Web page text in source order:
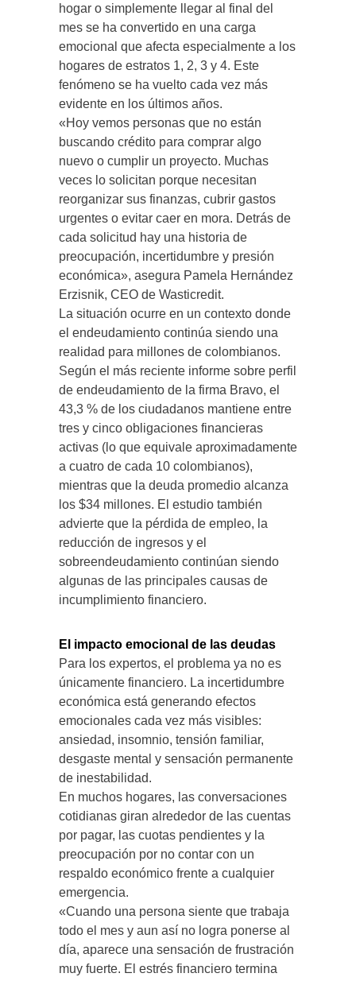
hogar o simplemente llegar al final del
mes se ha convertido en una carga
emocional que afecta especialmente a los
hogares de estratos 1, 2, 3 y 4. Este
fenómeno se ha vuelto cada vez más
evidente en los últimos años.
«Hoy vemos personas que no están
buscando crédito para comprar algo
nuevo o cumplir un proyecto. Muchas
veces lo solicitan porque necesitan
reorganizar sus finanzas, cubrir gastos
urgentes o evitar caer en mora. Detrás de
cada solicitud hay una historia de
preocupación, incertidumbre y presión
económica», asegura Pamela Hernández
Erzisnik, CEO de Wasticredit.
La situación ocurre en un contexto donde
el endeudamiento continúa siendo una
realidad para millones de colombianos.
Según el más reciente informe sobre perfil
de endeudamiento de la firma Bravo, el
43,3 % de los ciudadanos mantiene entre
tres y cinco obligaciones financieras
activas (lo que equivale aproximadamente
a cuatro de cada 10 colombianos),
mientras que la deuda promedio alcanza
los $34 millones. El estudio también
advierte que la pérdida de empleo, la
reducción de ingresos y el
sobreendeudamiento continúan siendo
algunas de las principales causas de
incumplimiento financiero.
El impacto emocional de las deudas
Para los expertos, el problema ya no es
únicamente financiero. La incertidumbre
económica está generando efectos
emocionales cada vez más visibles:
ansiedad, insomnio, tensión familiar,
desgaste mental y sensación permanente
de inestabilidad.
En muchos hogares, las conversaciones
cotidianas giran alrededor de las cuentas
por pagar, las cuotas pendientes y la
preocupación por no contar con un
respaldo económico frente a cualquier
emergencia.
«Cuando una persona siente que trabaja
todo el mes y aun así no logra ponerse al
día, aparece una sensación de frustración
muy fuerte. El estrés financiero termina